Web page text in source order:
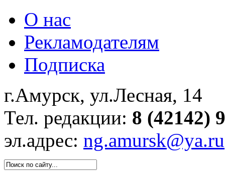
О нас
Рекламодателям
Подписка
г.Амурск, ул.Лесная, 14
Тел. редакции: 8 (42142)
эл.адрес: ng.amursk@ya.ru